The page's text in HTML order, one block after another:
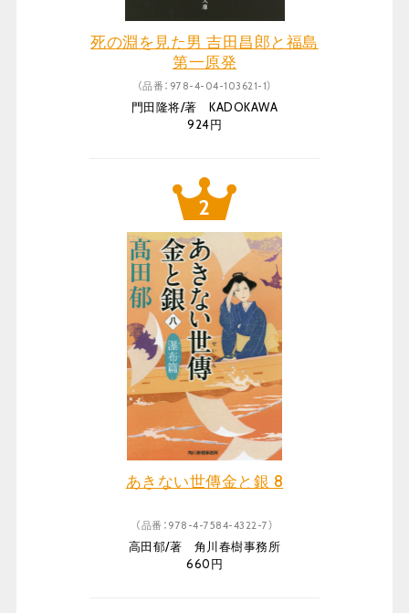
死の淵を見た男 吉田昌郎と福島
第一原発
（品番：978-4-04-103621-1）
門田隆将/著 KADOKAWA
924円
あきない世傳金と銀 8
（品番：978-4-7584-4322-7）
高田郁/著 角川春樹事務所
660円